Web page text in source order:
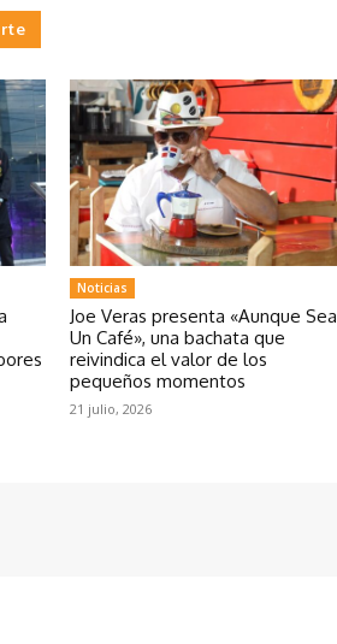
Noticias
Joe Veras presenta «Aunque Sea
Un Café», una bachata que
reivindica el valor de los
pequeños momentos
21 julio, 2026